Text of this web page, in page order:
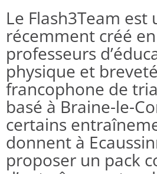
Le Flash3Team est
récemment créé
professeurs
physique et
francophone de
basé à Braine-le-
certains
donnent à
proposer un pack